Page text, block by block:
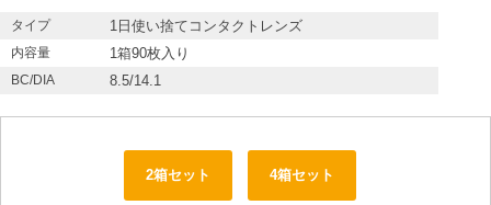
タイプ 1日使い捨てコンタクトレンズ
内容量 1箱90枚入り
BC/DIA 8.5/14.1
2箱セット 4箱セット